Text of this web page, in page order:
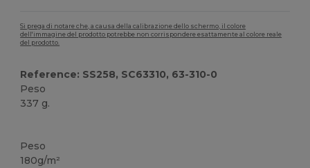
Si prega di notare che, a causa della calibrazione dello schermo, il colore
dell'immagine del prodotto potrebbe non corrispondere esattamente al colore reale
del prodotto.
Reference: SS258, SC63310, 63-310-0
Peso
337 g.
Peso
180g/m²